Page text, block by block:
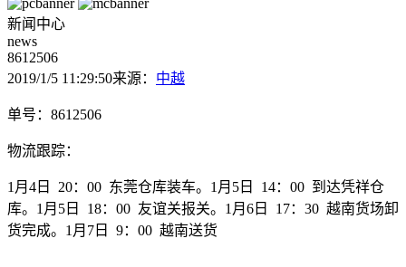
新闻中心
news
8612506
2019/1/5 11:29:50来源： 中越
单号：8612506
物流跟踪：
1月4日 20：00 东莞仓库装车。1月5日 14：00 到达凭祥仓
库。1月5日 18：00 友谊关报关。1月6日 17：30 越南货场卸
货完成。1月7日 9：00 越南送货